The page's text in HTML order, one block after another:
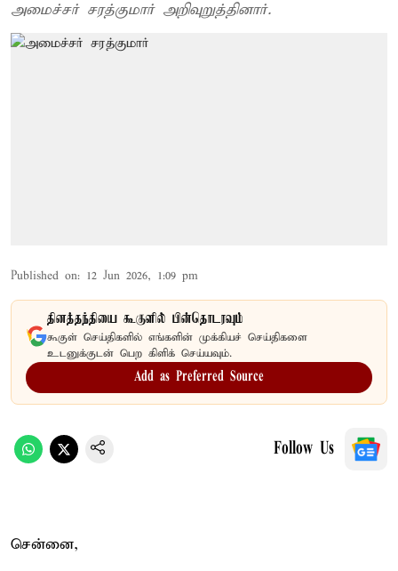
அமைச்சர் சரத்குமார் அறிவுறுத்தினார்.
Published on: 12 Jun 2026, 1:09 pm
தினத்தந்தியை கூகுளில் பின்தொடரவும்
கூகுள் செய்திகளில் எங்களின் முக்கியச் செய்திகளை
உடனுக்குடன் பெற கிளிக் செய்யவும்.
Add as Preferred Source
Follow Us
சென்னை,